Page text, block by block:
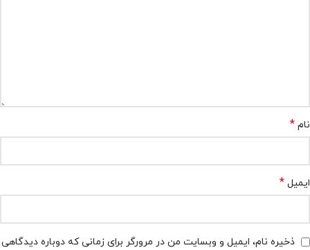
نام *
ایمیل *
ذخیره نام، ایمیل و وبسایت من در مرورگر برای زمانی که دوباره دیدگاهی